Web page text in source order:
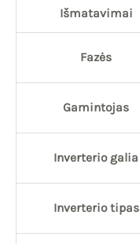
Išmatavimai
Fazės
Gamintojas
Inverterio galia
Inverterio tipas